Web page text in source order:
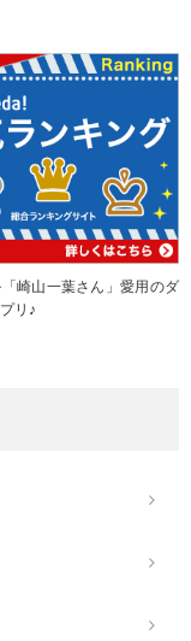
崎山一葉さん」愛用のダ
リ♪